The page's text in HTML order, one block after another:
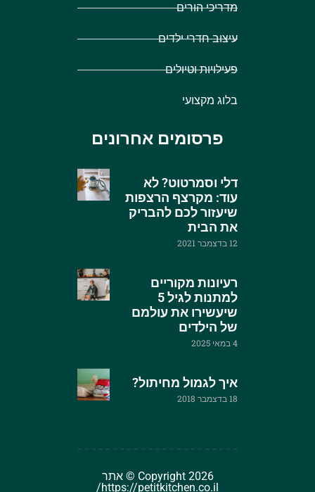
מדריכי הורים
עיצוב חדרי ילדים
פעילויות וטיולים
בלוג מקצועי
פרסומים אחרונים
דלי וסמרטוט? לא
עוד: מקרצף הרצפות
שיעזור לכם להבריק
את הבית
12 בדצמבר 2021
רעיונות מקוריים
למתנות לגיל 5
שיעשירו את עולמם
של הילדים
4 במאי 2025
איך לגמול מחיתול?
18 בדצמבר 2018
Copyright 2026 © אתר
https://petitkitchen.co.il/